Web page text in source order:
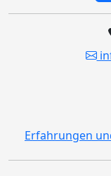
Erfahrungen